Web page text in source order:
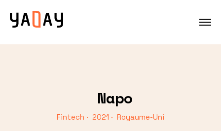
Napo
Fintech · 2021 · Royaume-Uni